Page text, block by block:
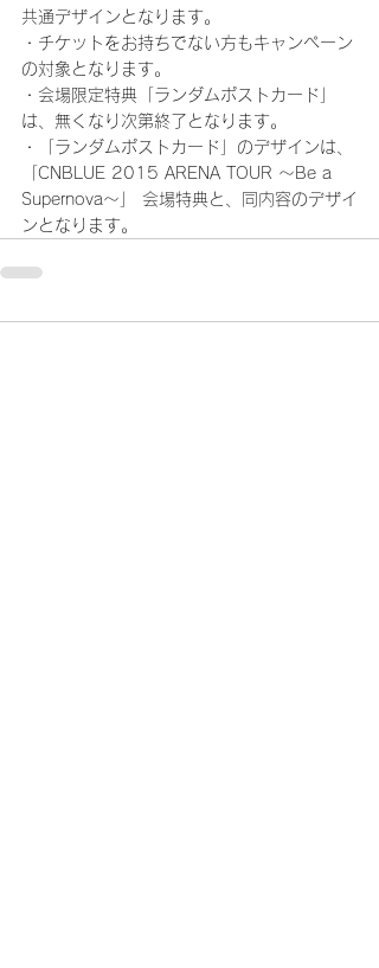
共通デザインとなります。
・チケットをお持ちでない方もキャンペーン
の対象となります。
・会場限定特典「ランダムポストカード」
は、無くなり次第終了となります。
・「ランダムポストカード」のデザインは、
「CNBLUE 2015 ARENA TOUR ～Be a
Supernova～」 会場特典と、同内容のデザイ
ンとなります。